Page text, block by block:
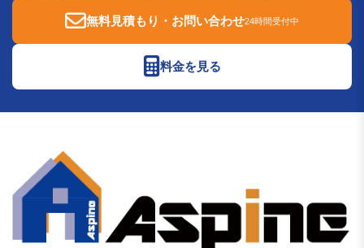
無料見積もり・お問い合わせ24時間受付中
料金を見る